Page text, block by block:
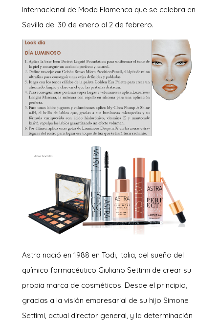
Internacional de Moda Flamenca que se celebra en
Sevilla del 30 de enero al 2 de febrero.
Astra nació en 1988 en Todi, Italia, del sueño del
químico farmacéutico Giuliano Settimi de crear su
propia marca de cosméticos. Desde el principio,
gracias a la visión empresarial de su hijo Simone
Settimi, actual director general, y la determinación